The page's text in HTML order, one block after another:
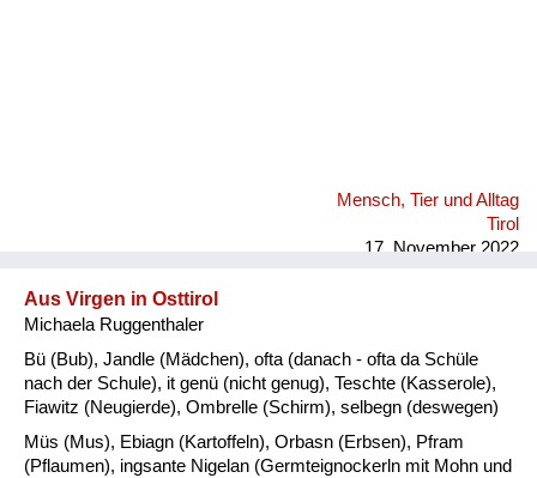
Mensch, Tier und Alltag
Tirol
17. November 2022
Aus Virgen in Osttirol
Michaela Ruggenthaler
Bü (Bub), Jandle (Mädchen), ofta (danach - ofta da Schüle
nach der Schule), it genü (nicht genug), Teschte (Kasserole),
Fiawitz (Neugierde), Ombrelle (Schirm), selbegn (deswegen)
Müs (Mus), Ebiagn (Kartoffeln), Orbasn (Erbsen), Pfram
(Pflaumen), ingsante Nigelan (Germteignockerln mit Mohn und